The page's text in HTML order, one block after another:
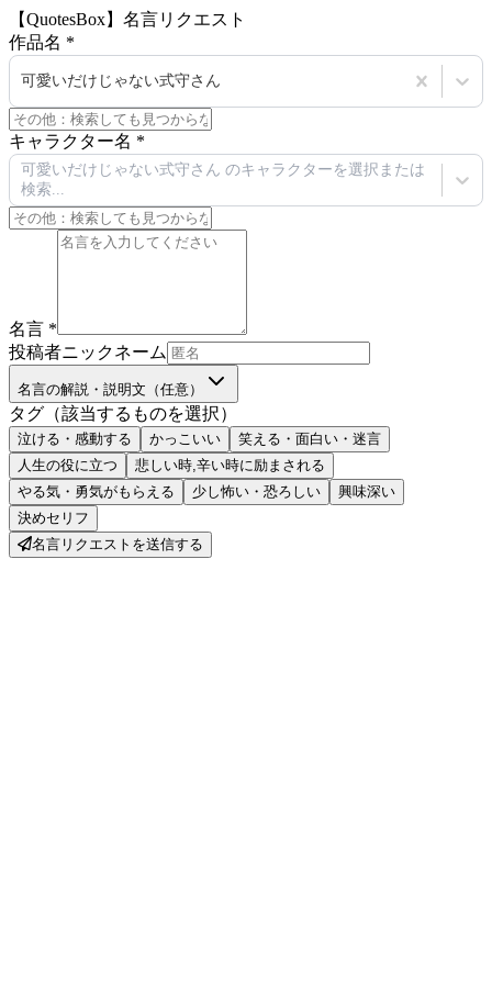
【QuotesBox】名言リクエスト
作品名 *
可愛いだけじゃない式守さん
キャラクター名 *
可愛いだけじゃない式守さん のキャラクターを選択または
検索...
名言 *
投稿者ニックネーム
名言の解説・説明文（任意）
タグ（該当するものを選択）
泣ける・感動する かっこいい
笑える・面白い・迷言
人生の役に立つ
悲しい時,辛い時に励まされる
やる気・勇気がもらえる
少し怖い・恐ろしい
興味深い
決めセリフ
名言リクエストを送信する